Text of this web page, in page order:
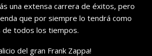
una extensa carrera de éxitos, pero
que por siempre lo tendrá como
todos los tiempos.
del gran Frank Zappa!